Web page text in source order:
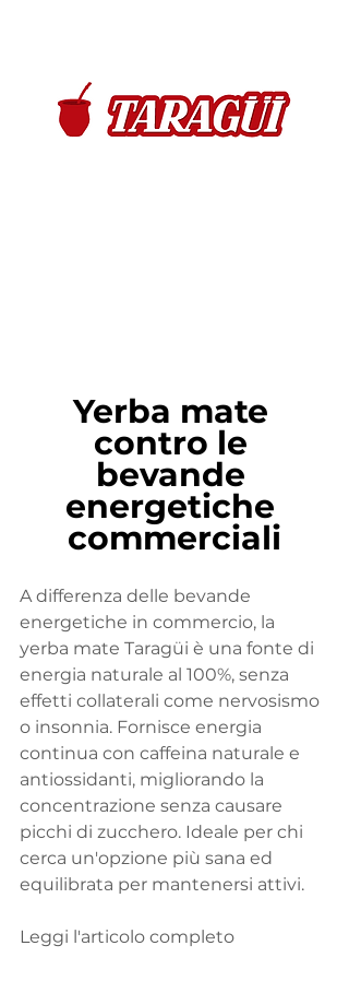
Yerba mate
contro le
bevande
energetiche
commerciali
A differenza delle bevande
energetiche in commercio, la
yerba mate Taragüi è una fonte di
energia naturale al 100%, senza
effetti collaterali come nervosismo
o insonnia. Fornisce energia
continua con caffeina naturale e
antiossidanti, migliorando la
concentrazione senza causare
picchi di zucchero. Ideale per chi
cerca un'opzione più sana ed
equilibrata per mantenersi attivi.
Leggi l'articolo completo